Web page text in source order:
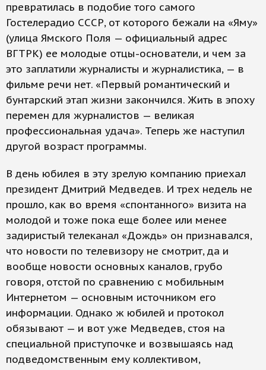
превратилась в подобие того самого
Гостелерадио СССР, от которого бежали на «Яму»
(улица Ямского Поля — официальный адрес
ВГТРК) ее молодые отцы-основатели, и чем за
это заплатили журналисты и журналистика, — в
фильме речи нет. «Первый романтический и
бунтарский этап жизни закончился. Жить в эпоху
перемен для журналистов — великая
профессиональная удача». Теперь же наступил
другой возраст программы.
В день юбилея в эту зрелую компанию приехал
президент Дмитрий Медведев. И трех недель не
прошло, как во время «спонтанного» визита на
молодой и тоже пока еще более или менее
задиристый телеканал «Дождь» он признавался,
что новости по телевизору не смотрит, да и
вообще новости основных каналов, грубо
говоря, отстой по сравнению с мобильным
Интернетом — основным источником его
информации. Однако ж юбилей и протокол
обязывают — и вот уже Медведев, стоя на
специальной приступочке и возвышаясь над
подведомственным ему коллективом,